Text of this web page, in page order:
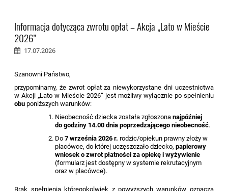
Informacja dotycząca zwrotu opłat – Akcja „Lato w Mieście
2026”
17.07.2026
Szanowni Państwo,
przypominamy, że zwrot opłat za niewykorzystane dni uczestnictwa
w Akcji „Lato w Mieście 2026” jest możliwy wyłącznie po spełnieniu
obu poniższych warunków:
Nieobecność dziecka została zgłoszonanajpóźniej
do godziny 14.00 dnia poprzedzającego nieobecność.
Do7 września 2026 r. rodzic/opiekun prawny złoży w
placówce, do której uczęszczało dziecko,papierowy
wniosek o zwrot płatności za opiekę i wyżywienie
(formularz jest dostępny w systemie rekrutacyjnym
oraz w placówce).
Brak spełnienia któregokolwiek z powyższych warunków oznacza